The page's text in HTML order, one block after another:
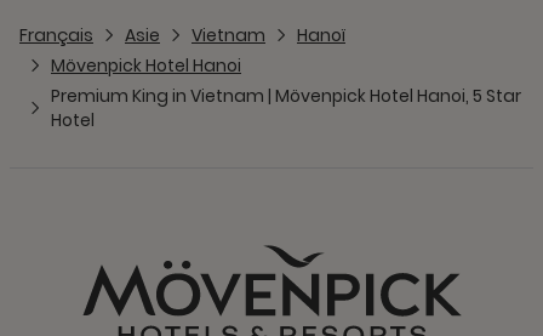
Français Asie Vietnam
Hanoï
Mövenpick Hotel Hanoi
Premium King in Vietnam | Mövenpick Hotel Hanoi, 5 Star
Hotel